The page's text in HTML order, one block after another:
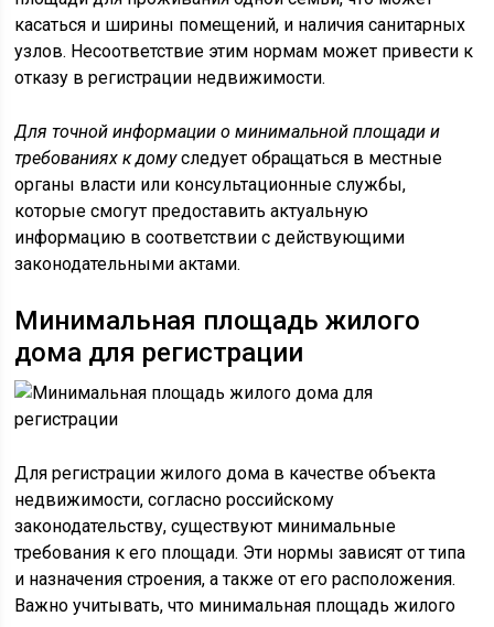
касаться и ширины помещений, и наличия санитарных
узлов. Несоответствие этим нормам может привести к
отказу в регистрации недвижимости.
Для точной информации о минимальной площади и
требованиях к домуследует обращаться в местные
органы власти или консультационные службы,
которые смогут предоставить актуальную
информацию в соответствии с действующими
законодательными актами.
Минимальная площадь жилого
дома для регистрации
Для регистрации жилого дома в качестве объекта
недвижимости, согласно российскому
законодательству, существуют минимальные
требования к его площади. Эти нормы зависят от типа
и назначения строения, а также от его расположения.
Важно учитывать, что минимальная площадь жилого